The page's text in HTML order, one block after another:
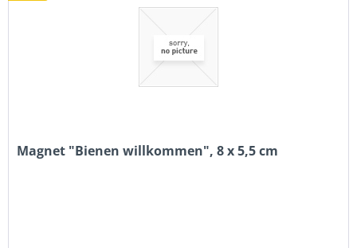
Magnet "Bienen willkommen", 8 x 5,5 cm